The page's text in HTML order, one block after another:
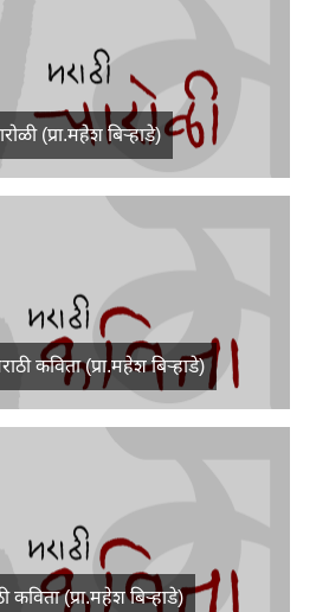
(प्रा.महेश बिऱ्हाडे)
कविता (प्रा.महेश बिऱ्हाडे)
कविता (प्रा.महेश बिऱ्हाडे)